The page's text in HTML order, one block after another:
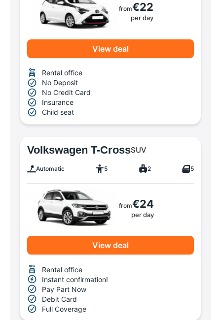
from€22
per day
View deal
Rental office
No Deposit
No Credit Card
Insurance
Child seat
Volkswagen T-CrossSUV
Automatic 5 2 5
from€24
per day
View deal
Rental office
Instant confirmation!
Pay Part Now
Debit Card
Full Coverage